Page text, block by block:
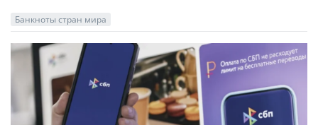
Банкноты стран мира